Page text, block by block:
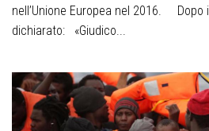
nell’Unione Europea nel 2016. Dopo
dichiarato: «Giudico...